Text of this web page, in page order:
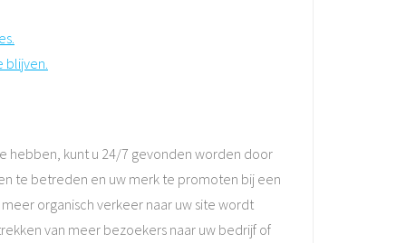
blijven.
hebben, kunt u 24/7 gevonden worden door
te betreden en uw merk te promoten bij een
organisch verkeer naar uw site wordt
van meer bezoekers naar uw bedrijf of